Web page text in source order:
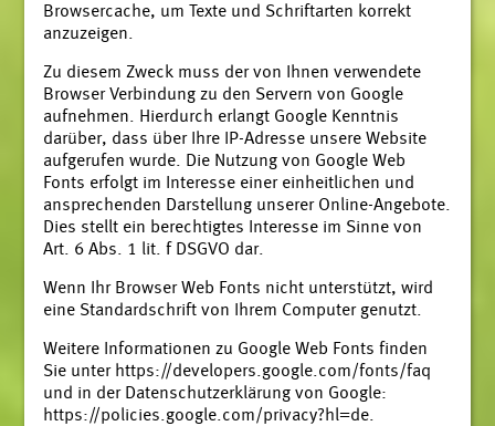
Browsercache, um Texte und Schriftarten korrekt
anzuzeigen.
Zu diesem Zweck muss der von Ihnen verwendete
Browser Verbindung zu den Servern von Google
aufnehmen. Hierdurch erlangt Google Kenntnis
darüber, dass über Ihre IP-Adresse unsere Website
aufgerufen wurde. Die Nutzung von Google Web
Fonts erfolgt im Interesse einer einheitlichen und
ansprechenden Darstellung unserer Online-Angebote.
Dies stellt ein berechtigtes Interesse im Sinne von
Art. 6 Abs. 1 lit. f DSGVO dar.
Wenn Ihr Browser Web Fonts nicht unterstützt, wird
eine Standardschrift von Ihrem Computer genutzt.
Weitere Informationen zu Google Web Fonts finden
Sie unter https://developers.google.com/fonts/faq
und in der Datenschutzerklärung von Google:
https://policies.google.com/privacy?hl=de.